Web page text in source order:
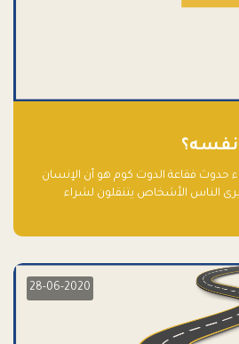
نفسه؟
حدوث فقاعة الدوت كوم هو أن الإنسان
يرى الناس الأشخاص يتنقلون لشراء
28-06-2020